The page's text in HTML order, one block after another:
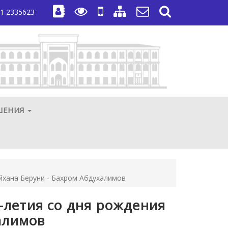
2335623
Беруни - Бахром Абдухалимов
со дня рождения